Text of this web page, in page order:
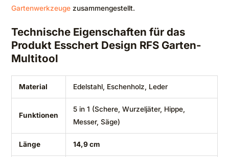
Gartenwerkzeuge zusammengestellt.
Technische Eigenschaften für das
Produkt Esschert Design RFS Garten-
Multitool
Material Edelstahl, Eschenholz, Leder
Funktionen
5 in 1 (Schere, Wurzeljäter, Hippe,
Messer, Säge)
Länge 14,9 cm